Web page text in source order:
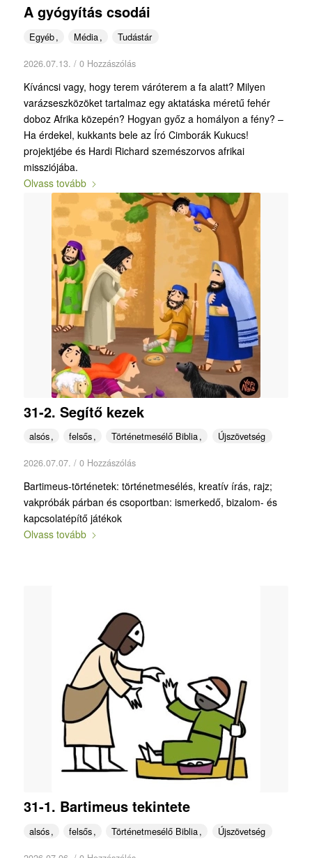
A gyógyítás csodái
Egyéb Média Tudástár
2026.07.13. / 0 Hozzászólás
Kíváncsi vagy, hogy terem váróterem a fa alatt? Milyen
varázseszközöket tartalmaz egy aktatáska méretű fehér
doboz Afrika közepén? Hogyan győz a homályon a fény? –
Ha érdekel, kukkants bele az Író Cimborák Kukucs!
projektjébe és Hardi Richard szemészorvos afrikai
missziójába.
Olvass tovább
31-2. Segítő kezek
alsós felsős Történetmesélő Biblia Újszövetség
2026.07.07. / 0 Hozzászólás
Bartimeus-történetek: történetmesélés, kreatív írás, rajz;
vakpróbák párban és csoportban: ismerkedő, bizalom- és
kapcsolatépítő játékok
Olvass tovább
31-1. Bartimeus tekintete
alsós felsős Történetmesélő Biblia Újszövetség